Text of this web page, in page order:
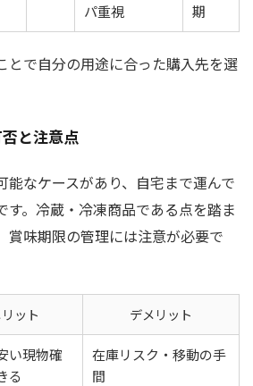
パ重視
期
とで自分の用途に合った購入先を選
と注意点
能なケースがあり、自宅まで運んで
す。冷蔵・冷凍商品である点を踏ま
賞味期限の管理には注意が必要で
リット デメリット
い現物確
る
在庫リスク・移動の手
間